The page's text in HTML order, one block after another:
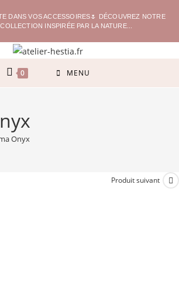
DANS VOS ACCESSOIRES🌷 DÉCOUVREZ NOTRE
INSPIRÉE PAR LA NATURE...
0 MENU
Onyx
Produit suivant